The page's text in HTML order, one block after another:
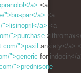
a> <a
">buspar</a> <a
">lisinopril</a> <a
">purchase
">paxil anxiety</a>
">generic for indocin</
">prednisone